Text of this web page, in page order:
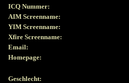
ICQ Nummer:
AIM Screenname:
YIM Screenname:
Xfire Screenname:
Email:
Homepage:
Geschlecht: